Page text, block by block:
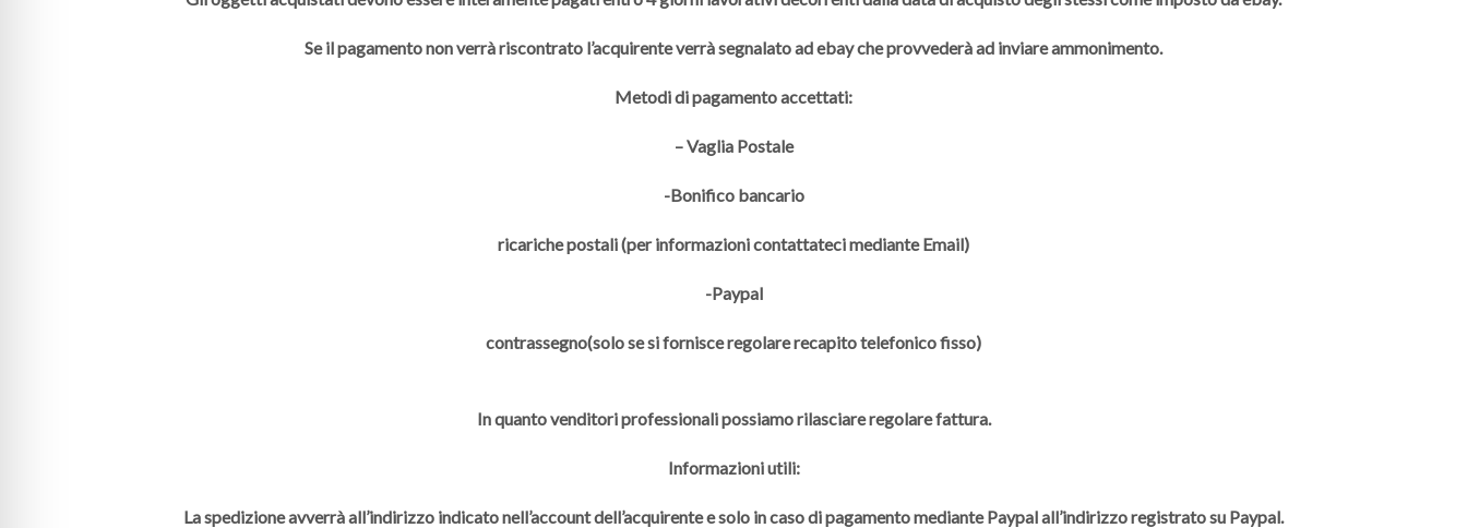
Se il pagamento non verrà riscontrato l’acquirente verrà segnalato ad ebay che provvederà ad inviare ammonimento.
Metodi di pagamento accettati:
– Vaglia Postale
-Bonifico bancario
ricariche postali (per informazioni contattateci mediante Email)
-Paypal
contrassegno(solo se si fornisce regolare recapito telefonico fisso)
In quanto venditori professionali possiamo rilasciare regolare fattura.
Informazioni utili:
La spedizione avverrà all’indirizzo indicato nell’account dell’acquirente e solo in caso di pagamento mediante Paypal all’indirizzo registrato su Paypal.